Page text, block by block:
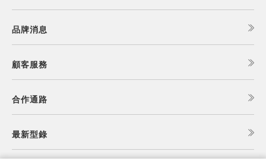
品牌消息
顧客服務
合作通路
最新型錄